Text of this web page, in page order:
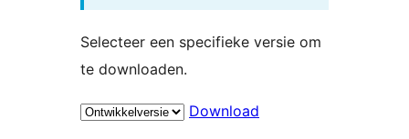
Selecteer een specifieke versie om
te downloaden.
Download